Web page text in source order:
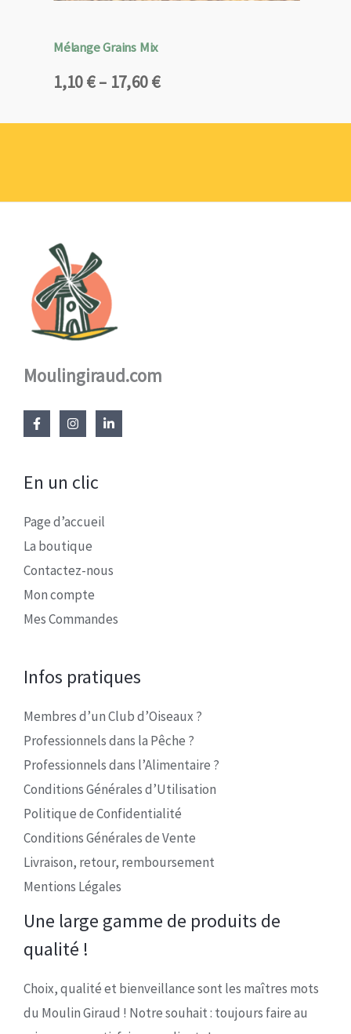
Mélange Grains Mix
1,10€– 17,60€
Plage
prix :
Moulingiraud.com
En un clic
Page d’accueil
La boutique
Contactez-nous
Mon compte
Mes Commandes
Infos pratiques
Membres d’un Club d’Oiseaux ?
Professionnels dans la Pêche ?
Professionnels dans l’Alimentaire ?
Conditions Générales d’Utilisation
Politique de Confidentialité
Conditions Générales de Vente
Livraison, retour, remboursement
Mentions Légales
Une large gamme de produits de
qualité !
Choix, qualité et bienveillance sont les maîtres mots
du Moulin Giraud ! Notre souhait : toujours faire au